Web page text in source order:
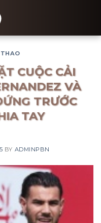
CUỘC CẢI
VÀ
TRƯỚC
TAY
BY ADMINPBN